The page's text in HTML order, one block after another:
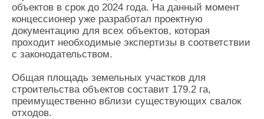
объектов в срок до 2024 года. На данный момент
концессионер уже разработал проектную
документацию для всех объектов, которая
проходит необходимые экспертизы в соответствии
с законодательством.
Общая площадь земельных участков для
строительства объектов составит 179.2 га,
преимущественно вблизи существующих свалок
отходов.